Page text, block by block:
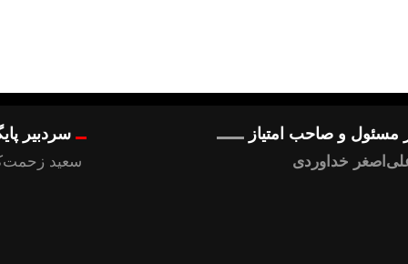
مسئول و صاحب امتیاز
خداوردی
سردبیر
سعید